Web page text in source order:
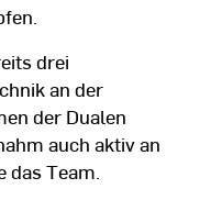
drei
an der
der Dualen
auch aktiv an
Team.